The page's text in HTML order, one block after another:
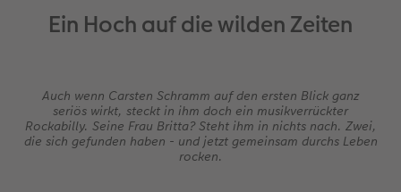
Ein Hoch auf die wilden Zeiten
Auch wenn Carsten Schramm auf den ersten Blick ganz
seriös wirkt, steckt in ihm doch ein musikverrückter
Rockabilly. Seine Frau Britta? Steht ihm in nichts nach. Zwei,
die sich gefunden haben - und jetzt gemeinsam durchs Leben
rocken.